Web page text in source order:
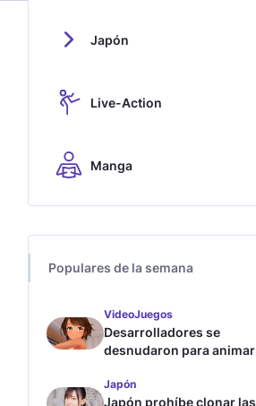
Japón
Live-Action
Manga
Populares de la semana
VideoJuegos
Desarrolladores se
desnudaron para animar
Japón
Japón prohíbe clonar las